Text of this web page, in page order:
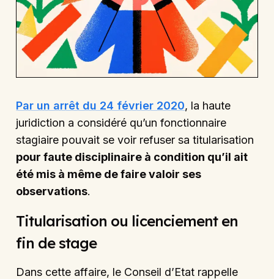
Par un arrêt du 24 février 2020, la haute
juridiction a considéré qu’un fonctionnaire
stagiaire pouvait se voir refuser sa titularisation
pour faute disciplinaire à condition qu’il ait
été mis à même de faire valoir ses
observations.
Titularisation ou licenciement en
fin de stage
Dans cette affaire, le Conseil d’Etat rappelle